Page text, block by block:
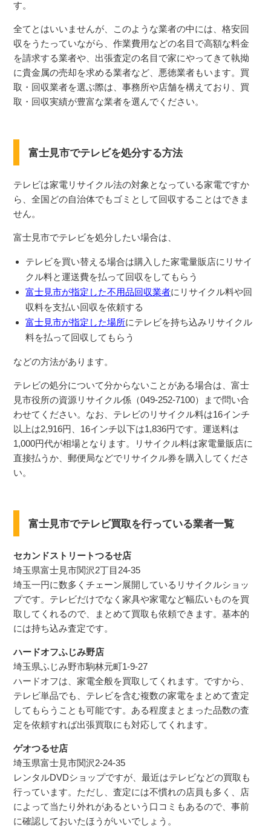
す。
全てとはいいませんが、このような業者の中には、格安回
収をうたっていながら、作業費用などの名目で高額な料金
を請求する業者や、出張査定の名目で家にやってきて執拗
に貴金属の売却を求める業者など、悪徳業者もいます。買
取・回収業者を選ぶ際は、事務所や店舗を構えており、買
取・回収実績が豊富な業者を選んでください。
富士見市でテレビを処分する方法
テレビは家電リサイクル法の対象となっている家電ですか
ら、全国どの自治体でもゴミとして回収することはできま
せん。
富士見市でテレビを処分したい場合は、
テレビを買い替える場合は購入した家電量販店にリサイ
クル料と運送費を払って回収をしてもらう
富士見市が指定した不用品回収業者にリサイクル料や回
収料を支払い回収を依頼する
富士見市が指定した場所にテレビを持ち込みリサイクル
料を払って回収してもらう
などの方法があります。
テレビの処分について分からないことがある場合は、富士
見市役所の資源リサイクル係（049-252-7100）まで問い合
わせてください。なお、テレビのリサイクル料は16インチ
以上は2,916円、16インチ以下は1,836円です。運送料は
1,000円代が相場となります。リサイクル料は家電量販店に
直接払うか、郵便局などでリサイクル券を購入してくださ
い。
富士見市でテレビ買取を行っている業者一覧
セカンドストリートつるせ店
埼玉県富士見市関沢2丁目24-35
埼玉一円に数多くチェーン展開しているリサイクルショッ
プです。テレビだけでなく家具や家電など幅広いものを買
取してくれるので、まとめて買取も依頼できます。基本的
には持ち込み査定です。
ハードオフふじみ野店
埼玉県ふじみ野市駒林元町1-9-27
ハードオフは、家電全般を買取してくれます。ですから、
テレビ単品でも、テレビを含む複数の家電をまとめて査定
してもらうことも可能です。ある程度まとまった品数の査
定を依頼すれば出張買取にも対応してくれます。
ゲオつるせ店
埼玉県富士見市関沢2-24-35
レンタルDVDショップですが、最近はテレビなどの買取も
行っています。ただし、査定には不慣れの店員も多く、店
によって当たり外れがあるという口コミもあるので、事前
に確認しておいたほうがいいでしょう。